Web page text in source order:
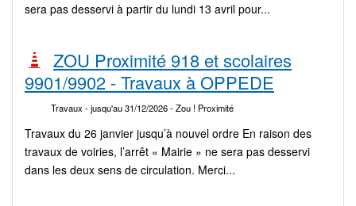
sera pas desservi à partir du lundi 13 avril pour...
ZOU Proximité 918 et scolaires
9901/9902 - Travaux à OPPEDE
Travaux - jusqu'au 31/12/2026- Zou ! Proximité
Travaux du 26 janvier jusqu’à nouvel ordre En raison des
travaux de voiries, l’arrêt « Mairie » ne sera pas desservi
dans les deux sens de circulation. Merci...